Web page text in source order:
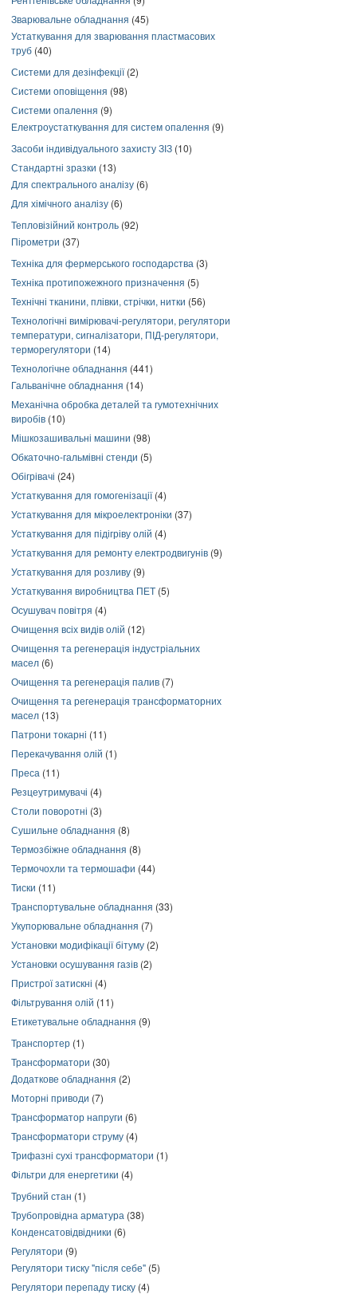
Зварювальне обладнання (45)
Устаткування для зварювання пластмасових
труб (40)
Системи для дезінфекції(2)
Системи оповіщення (98)
Системи опалення (9)
Електроустаткування для систем опалення (9)
Засоби індивідуального захисту ЗІЗ (10)
Стандартні зразки (13)
Для спектрального аналізу (6)
Для хімічного аналізу (6)
Тепловізійний контроль (92)
Пірометри (37)
Техніка для фермерського господарства (3)
Техніка протипожежного призначення (5)
Технічні тканини, плівки, стрічки, нитки (56)
Технологічні вимірювачі-регулятори, регулятори
температури, сигналізатори, ПІД-регулятори,
терморегулятори (14)
Технологічне обладнання (441)
Гальванічне обладнання (14)
Механічна обробка деталей та гумотехнічних
виробів (10)
Мішкозашивальні машини (98)
Обкаточно-гальмівні стенди (5)
Обігрівачі (24)
Устаткування для гомогенізації(4)
Устаткування для мікроелектроніки (37)
Устаткування для підігріву олій (4)
Устаткування для ремонту електродвигунів (9)
Устаткування для розливу (9)
Устаткування виробництва ПЕТ (5)
Осушувач повітря (4)
Очищення всіх видів олій (12)
Очищення та регенерація індустріальних
масел (6)
Очищення та регенерація палив (7)
Очищення та регенерація трансформаторних
масел (13)
Патрони токарні (11)
Перекачування олій (1)
Преса (11)
Резцеутримувачі (4)
Столи поворотні (3)
Сушильне обладнання (8)
Термозбіжне обладнання (8)
Термочохли та термошафи (44)
Тиски (11)
Транспортувальне обладнання (33)
Укупорювальне обладнання (7)
Установки модифікації бітуму (2)
Установки осушування газів (2)
Пристрої затискні (4)
Фільтрування олій (11)
Етикетувальне обладнання (9)
Транспортер (1)
Трансформатори (30)
Додаткове обладнання (2)
Моторні приводи (7)
Трансформатор напруги (6)
Трансформатори струму (4)
Трифазні сухі трансформатори (1)
Фільтри для енергетики (4)
Трубний стан (1)
Трубопровідна арматура (38)
Конденсатовідвідники (6)
Регулятори (9)
Регулятори тиску "після себе" (5)
Регулятори перепаду тиску (4)